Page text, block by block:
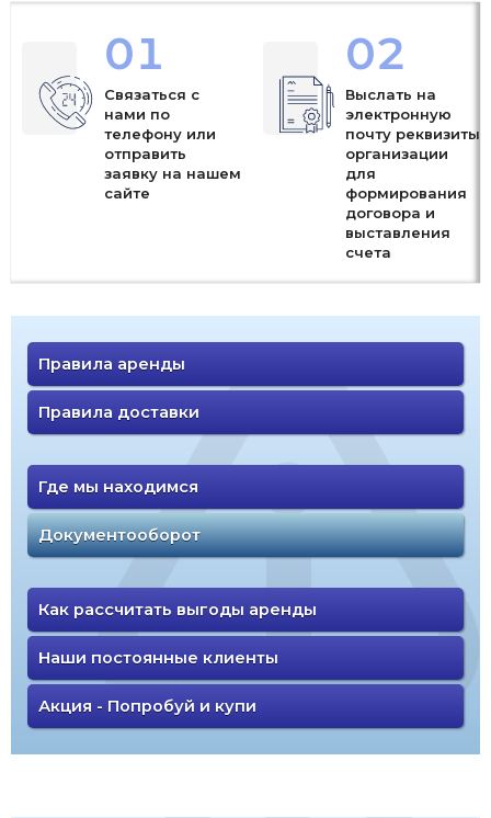
01
Связаться с
нами по
телефону или
отправить
заявку на нашем
сайте
02
Выслать на
электронную
почту реквизиты
организации
для
формирования
договора и
выставления
счета
Правила аренды
Правила доставки
Где мы находимся
Документооборот
Как рассчитать выгоды аренды
Наши постоянные клиенты
Акция - Попробуй и купи